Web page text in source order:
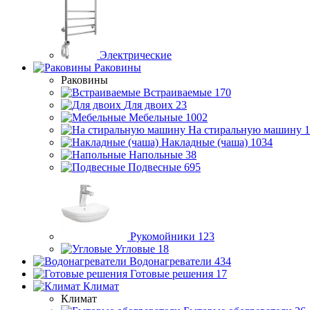
Электрические
Раковины
Раковины
Встраиваемые 170
Для двоих 23
Мебельные 1002
На стиральную машину
Накладные (чаша) 1034
Напольные 38
Подвесные 695
Рукомойники 123
Угловые 18
Водонагреватели 434
Готовые решения 17
Климат
Климат